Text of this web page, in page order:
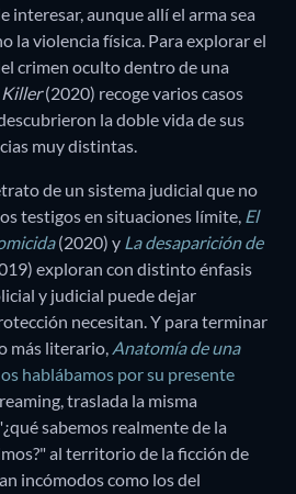
interesar, aunque allí el arma sea
la violencia física. Para explorar el
crimen oculto dentro de una
(2020) recoge varios casos
la doble vida de sus
muy distintas.
de un sistema judicial que no
testigos en situaciones límite, El
(2020) y La desaparición de
exploran con distinto énfasis
y judicial puede dejar
necesitan. Y para terminar
más literario, Anatomía de una
os hablábamos por su presente
traslada la misma
sabemos realmente de la
al territorio de la ficción de
incómodos como los del